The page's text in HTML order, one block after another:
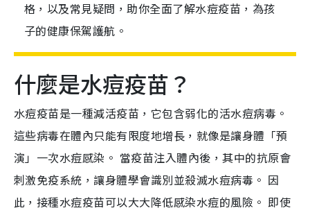
格，以及常見疑問，助你全面了解水痘疫苗，為孩
子的健康保駕護航。
什麼是水痘疫苗？
水痘疫苗是一種減活疫苗，它包含弱化的活水痘病毒。
這些病毒在體內只能有限度地增長，就像是讓身體「預
演」一次水痘感染。 當疫苗注入體內後，其中的抗原會
刺激免疫系統，讓身體學會識別並殺滅水痘病毒。 因
此，接種水痘疫苗可以大大降低感染水痘的風險。 即使